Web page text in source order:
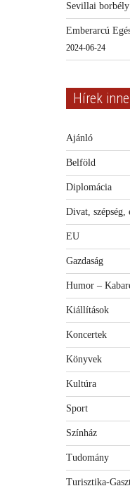
Sevillai
Emberarcú
2024-06-24
Hírek
Ajánló
Belföld
Diplomácia
Divat, szépség,
EU
Gazdaság
Humor –
Kiállítások
Koncertek
Könyvek
Kultúra
Sport
Színház
Tudomány
Turisztika-